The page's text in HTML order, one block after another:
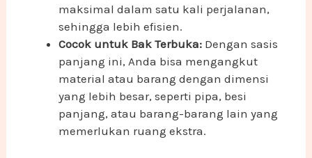
maksimal dalam satu kali perjalanan,
sehingga lebih efisien.
Cocok untuk Bak Terbuka: Dengan sasis
panjang ini, Anda bisa mengangkut
material atau barang dengan dimensi
yang lebih besar, seperti pipa, besi
panjang, atau barang-barang lain yang
memerlukan ruang ekstra.